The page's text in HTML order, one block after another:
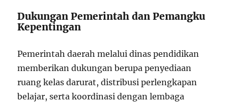
Dukungan Pemerintah dan Pemangku
Kepentingan
Pemerintah daerah melalui dinas pendidikan
memberikan dukungan berupa penyediaan
ruang kelas darurat, distribusi perlengkapan
belajar, serta koordinasi dengan lembaga